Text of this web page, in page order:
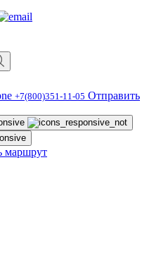
+7(800)351-11-05 Отправить
маршрут